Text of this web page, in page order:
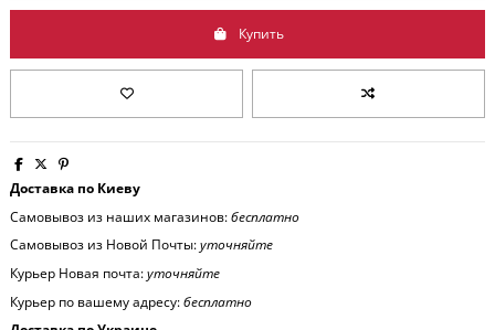
Купить
Доставка по Киеву
Самовывоз из наших магазинов:бесплатно
Самовывоз из Новой Почты:уточняйте
Курьер Новая почта:уточняйте
Курьер по вашему адресу:бесплатно